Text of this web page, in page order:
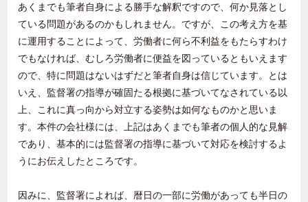
あくまでも筆者自身による勝手な解釈ですので、何か見落とし
ている問題があるのかもしれません。ですが、この考え方を基
に運用することによって、労働者に何ら不利益をもたらすわけ
でもなければ、むしろ労働者に便益を図っているともいえます
ので、特に問題はないはずだと筆者自身は信じています。とは
いえ、監督署の指導が確固たる根拠に基づいてなされている以
上、これに真っ向から対立する姿勢は如何なものかと思いま
す。本件の会社様には、上記はあくまでも筆者の個人的な見解
であり、基本的には監督署の指導に基づいて対応を検討するよ
うにお伝えしたところです。
因みに、監督署によれば、暦日の一部に労働があっても半日の